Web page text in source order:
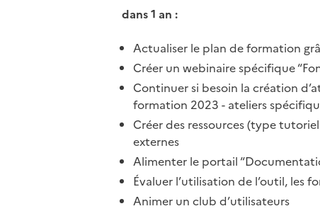
dans 1 an :
Actualiser le plan de formation
Créer un webinaire spécifique
Continuer si besoin la création
formation 2023 - ateliers
Créer des ressources (type
externes
Alimenter le portail
Évaluer l’utilisation de l’outil, les
Animer un club d’utilisateurs